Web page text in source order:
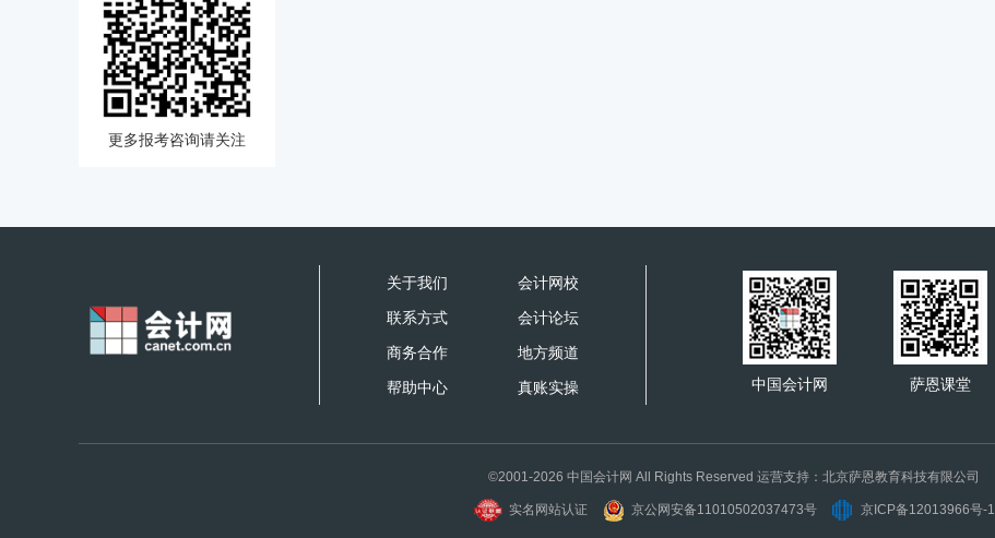
更多报考咨询请关注
关于我们
会计网校
联系方式
会计论坛
商务合作
地方频道
帮助中心
真账实操 中国会计网 萨恩课堂
©2001-2026 中国会计网 All Rights Reserved 运营支持：北京萨恩教育科技有限公司
实名网站认证 京公网安备11010502037473号 京ICP备12013966号-1